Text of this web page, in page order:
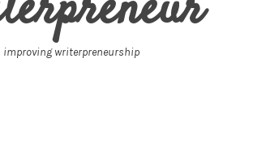
improving writerpreneurship